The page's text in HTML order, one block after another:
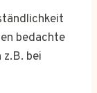
bedachte
bei